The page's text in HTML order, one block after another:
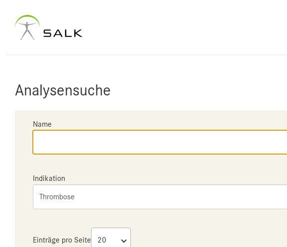
Analysensuche
Name
Indikation
Thrombose
Einträge pro Seite